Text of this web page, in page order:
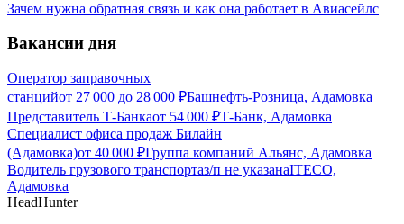
Зачем нужна обратная связь и как она работает в Авиасейлс
Вакансии дня
Оператор заправочных
станцийот 27 000 до 28 000 ₽Башнефть-Розница, Адамовка
Представитель Т-Банкаот 54 000 ₽Т-Банк, Адамовка
Специалист офиса продаж Билайн
(Адамовка)от 40 000 ₽Группа компаний Альянс, Адамовка
Водитель грузового транспортаз/п не указанаITECO,
Адамовка
HeadHunter